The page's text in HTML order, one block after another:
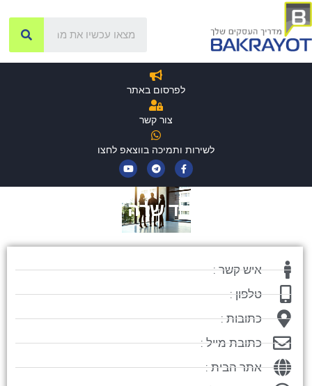
לפרסום באתר
צור קשר
לשירות ותמיכה בווצאפ לחצו
יד שרה
איש קשר :
טלפון :
כתובות :
כתובת מייל :
אתר הבית :